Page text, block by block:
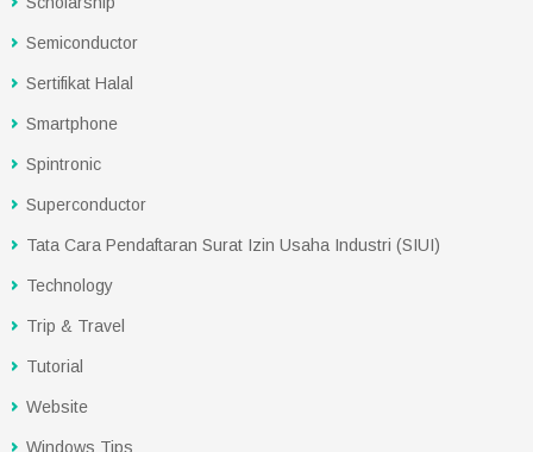
Semiconductor
Sertifikat Halal
Smartphone
Spintronic
Superconductor
Tata Cara Pendaftaran Surat Izin Usaha Industri (SIUI)
Technology
Trip & Travel
Tutorial
Website
Windows Tips